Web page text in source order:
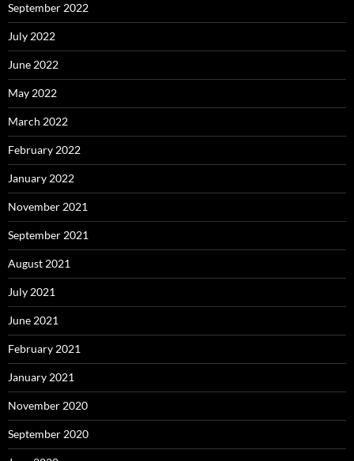
September 2022
July 2022
June 2022
May 2022
March 2022
February 2022
January 2022
November 2021
September 2021
August 2021
July 2021
June 2021
February 2021
January 2021
November 2020
September 2020